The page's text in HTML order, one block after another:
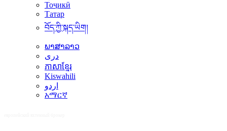
Тоҷикӣ
Татар
བོད་ཀྱི་སྐད་ཡིག།
ພາສາລາວ
دری
ភាសាខ្មែរ
Kiswahili
اردو
አማርኛ